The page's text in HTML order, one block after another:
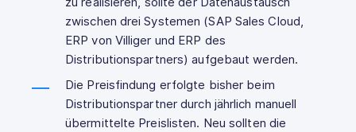
zwischen drei Systemen (SAP Sales Cloud,
ERP von Villiger und ERP des
Distributionspartners) aufgebaut werden.
Die Preisfindung erfolgte bisher beim
Distributionspartner durch jährlich manuell
übermittelte Preislisten. Neu sollten die